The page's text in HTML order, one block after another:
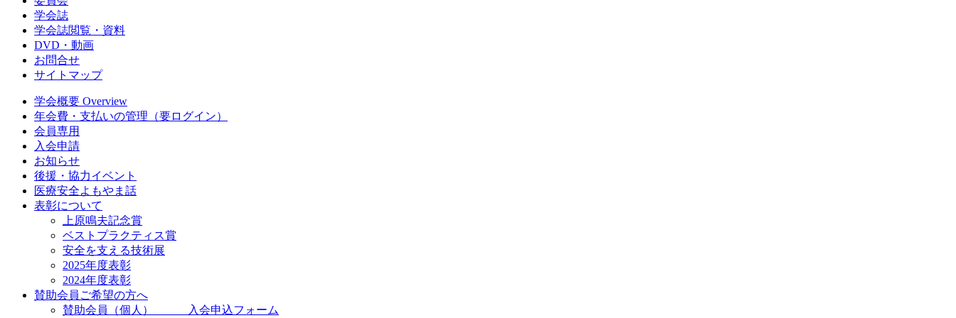
学会誌
学会誌閲覧・資料
DVD・動画
お問合せ
サイトマップ
学会概要 Overview
年会費・支払いの管理（要ログイン）
会員専用
入会申請
お知らせ
後援・協力イベント
医療安全よもやま話
表彰について
上原鳴夫記念賞
ベストプラクティス賞
安全を支える技術展
2025年度表彰
2024年度表彰
賛助会員ご希望の方へ
賛助会員（個人） 入会申込フォーム